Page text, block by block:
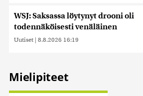
WSJ: Saksassa löytynyt drooni oli
todennäköisesti venäläinen
Uutiset | 8.8.2026 16:19
Mielipiteet